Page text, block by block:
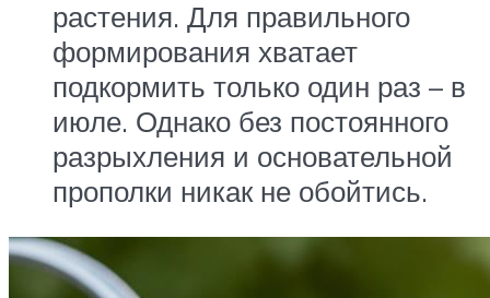
растения. Для правильного
формирования хватает
подкормить только один раз – в
июле. Однако без постоянного
разрыхления и основательной
прополки никак не обойтись.